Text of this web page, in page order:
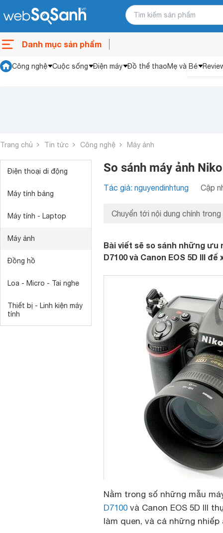
Danh mục sản phẩm
Công nghệ Cuộc sống Điện máy Đồ thể thaoMẹ và Bé
Trang chủ Tin tức Công nghệ Máy ảnh
Điện thoại di động
Máy tính bảng
Máy tính - Laptop
Máy ảnh
Đồng hồ
Loa - Micro - Tai nghe
Thiết bị - Linh kiện máy
tính
So sánh máy ảnh
Tác giả: nguyendinhtung Cập
Chuyển tới nội dung chính trong
Bài viết sẽ so sánh những ưu
D7100 và Canon EOS 5D III
Nằm trong số những mẫu
D7100 và Canon EOS 5D III
làm quen, và cả những